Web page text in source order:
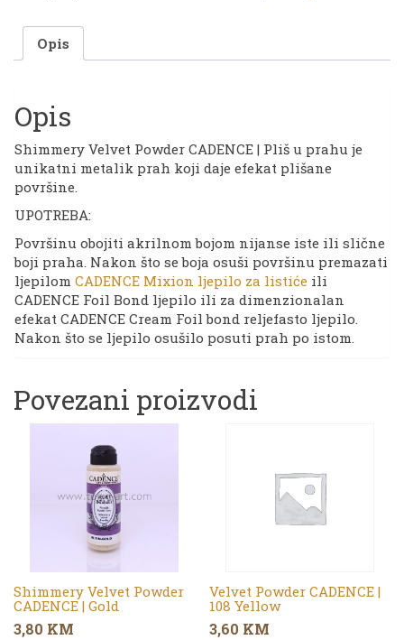
Copper
količina
Opis
Opis
Shimmery Velvet Powder CADENCE | Pliš u prahu je
unikatni metalik prah koji daje efekat plišane
površine.
UPOTREBA:
Površinu obojiti akrilnom bojom nijanse iste ili slične
boji praha. Nakon što se boja osuši površinu premazati
ljepilom CADENCE Mixion ljepilo za listiće ili
CADENCE Foil Bond ljepilo ili za dimenzionalan
efekat CADENCE Cream Foil bond reljefasto ljepilo.
Nakon što se ljepilo osušilo posuti prah po istom.
Povezani proizvodi
Shimmery Velvet Powder
CADENCE | Gold
3,80 KM
Velvet Powder CADENCE |
108 Yellow
3,60 KM